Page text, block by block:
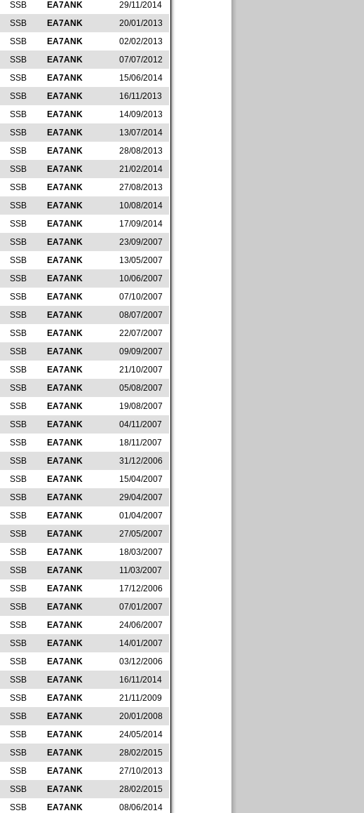
SSB EA7ANK
29/11/2014
SSB EA7ANK
20/01/2013
SSB EA7ANK
02/02/2013
SSB EA7ANK
07/07/2012
SSB EA7ANK
15/06/2014
SSB EA7ANK
16/11/2013
SSB EA7ANK
14/09/2013
SSB EA7ANK
13/07/2014
SSB EA7ANK
28/08/2013
SSB EA7ANK
21/02/2014
SSB EA7ANK
27/08/2013
SSB EA7ANK
10/08/2014
SSB EA7ANK
17/09/2014
SSB EA7ANK
23/09/2007
SSB EA7ANK
13/05/2007
SSB EA7ANK
10/06/2007
SSB EA7ANK
07/10/2007
SSB EA7ANK
08/07/2007
SSB EA7ANK
22/07/2007
SSB EA7ANK
09/09/2007
SSB EA7ANK
21/10/2007
SSB EA7ANK
05/08/2007
SSB EA7ANK
19/08/2007
SSB EA7ANK
04/11/2007
SSB EA7ANK
18/11/2007
SSB EA7ANK
31/12/2006
SSB EA7ANK
15/04/2007
SSB EA7ANK
29/04/2007
SSB EA7ANK
01/04/2007
SSB EA7ANK
27/05/2007
SSB EA7ANK
18/03/2007
SSB EA7ANK
11/03/2007
SSB EA7ANK
17/12/2006
SSB EA7ANK
07/01/2007
SSB EA7ANK
24/06/2007
SSB EA7ANK
14/01/2007
SSB EA7ANK
03/12/2006
SSB EA7ANK
16/11/2014
SSB EA7ANK
21/11/2009
SSB EA7ANK
20/01/2008
SSB EA7ANK
24/05/2014
SSB EA7ANK
28/02/2015
SSB EA7ANK
27/10/2013
SSB EA7ANK
28/02/2015
SSB EA7ANK
08/06/2014